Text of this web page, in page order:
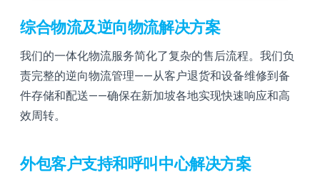
综合物流及逆向物流解决方案
我们的一体化物流服务简化了复杂的售后流程。我们负
责完整的逆向物流管理——从客户退货和设备维修到备
件存储和配送——确保在新加坡各地实现快速响应和高
效周转。
外包客户支持和呼叫中心解决方案